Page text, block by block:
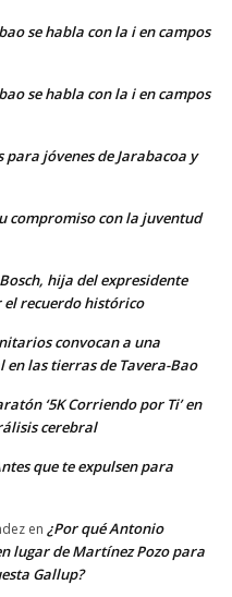
se habla con la i en campos
se habla con la i en campos
jóvenes de Jarabacoa y
compromiso con la juventud
hija del expresidente
el recuerdo histórico
convocan a una
las tierras de Tavera-Bao
‘5K Corriendo por Ti’ en
cerebral
que te expulsen para
en ¿Por qué Antonio
lugar de Martínez Pozo para
Gallup?